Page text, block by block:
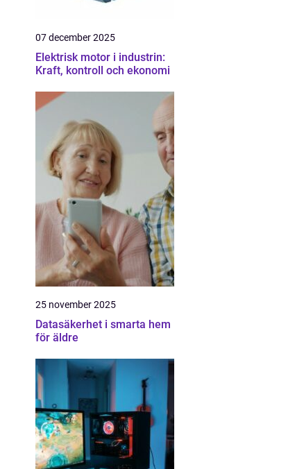
07 december 2025
Elektrisk motor i industrin:
Kraft, kontroll och ekonomi
25 november 2025
Datasäkerhet i smarta hem
för äldre